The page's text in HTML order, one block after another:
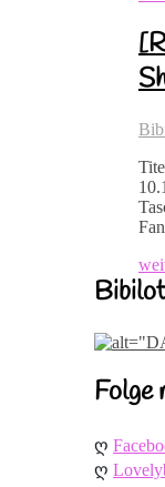
Folge
ღ
ღ